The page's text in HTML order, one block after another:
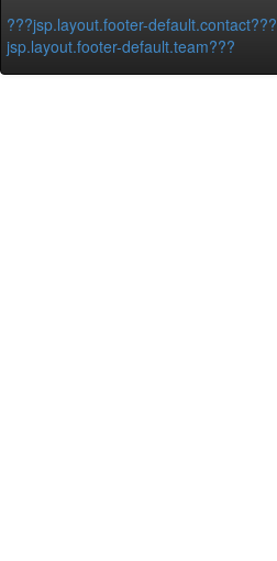
???jsp.layout.footer-default.contact???
jsp.layout.footer-default.team???